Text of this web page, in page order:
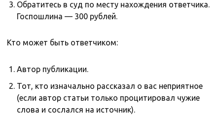
Обратитесь в суд по месту нахождения ответчика.
Госпошлина — 300 рублей.
Кто может быть ответчиком:
Автор публикации.
Тот, кто изначально рассказал о вас неприятное
(если автор статьи только процитировал чужие
слова и сослался на источник).